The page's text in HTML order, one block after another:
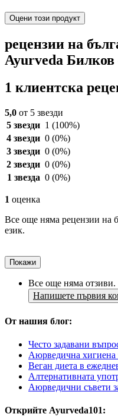
Оцени този продукт
рецензии на
Ayurveda
1 клиентска
5,0 от 5 звезди
5 звезди 1 (100%)
4 звезди 0 (0%)
3 звезди 0 (0%)
2 звезди 0 (0%)
1 звезда 0 (0%)
1 оценка
Все още няма рецензии на
език.
Покажи
Все още няма отзиви.
Напишете първия
От нашия блог:
Често задавани
Аюрведична хигиена
Веган диета в
Алтернативната
Аюрведични съвети
Открийте Ayurveda101: